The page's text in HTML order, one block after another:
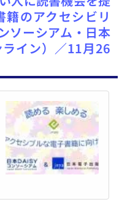
籍のアクセシビリ
ソーシアム・日本
イン）／11月26